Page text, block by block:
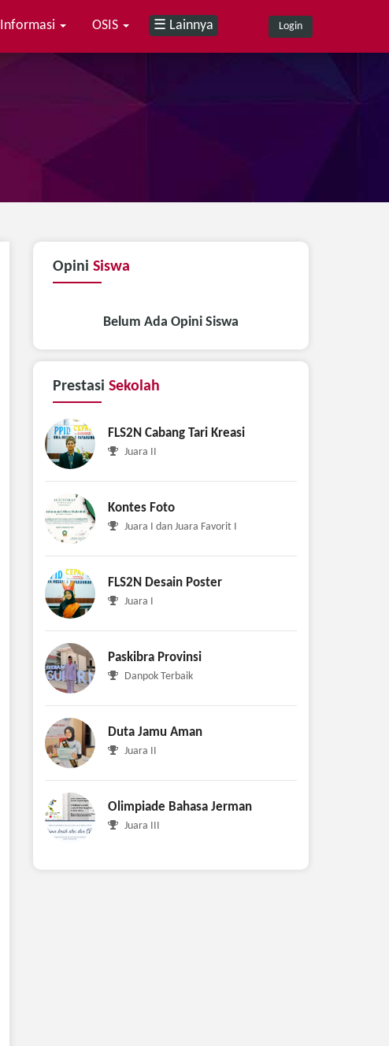
Informasi OSIS ☰ Lainnya Login
Opini Siswa
Belum Ada Opini Siswa
Prestasi Sekolah
FLS2N Cabang Tari Kreasi
Juara II
Kontes Foto
Juara I dan Juara Favorit I
FLS2N Desain Poster
Juara I
Paskibra Provinsi
Danpok Terbaik
Duta Jamu Aman
Juara II
Olimpiade Bahasa Jerman
Juara III